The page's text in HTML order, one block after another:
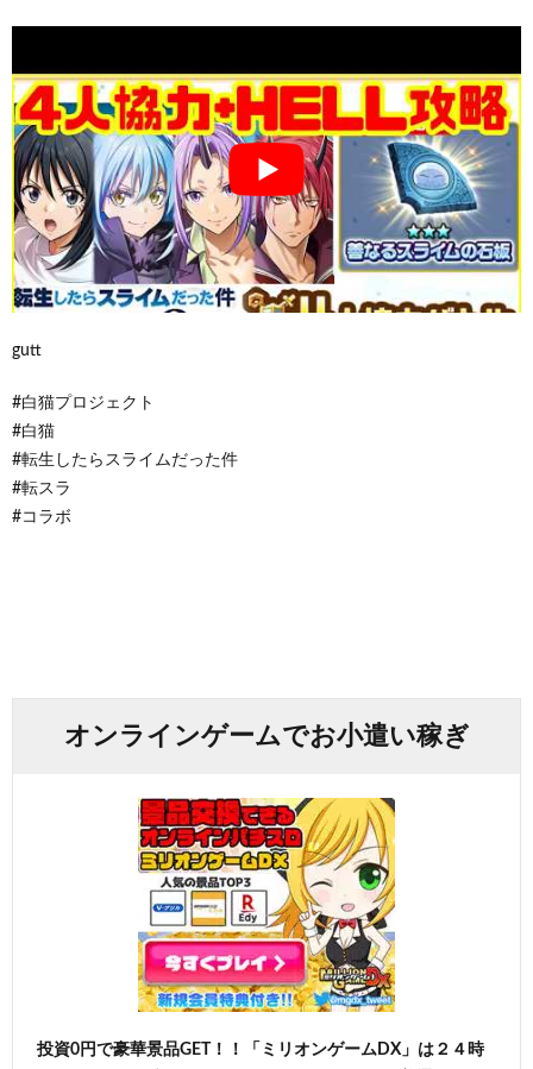
gutt
#白猫プロジェクト
#白猫
#転生したらスライムだった件
#転スラ
#コラボ
オンラインゲームでお小遣い稼ぎ
投資0円で豪華景品GET！！「ミリオンゲームDX」は２４時